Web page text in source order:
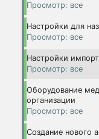
Просмотр: все
Настройки для
Просмотр: все
Настройки
Просмотр: все
Оборудование
организации
Просмотр: все
Создание нового